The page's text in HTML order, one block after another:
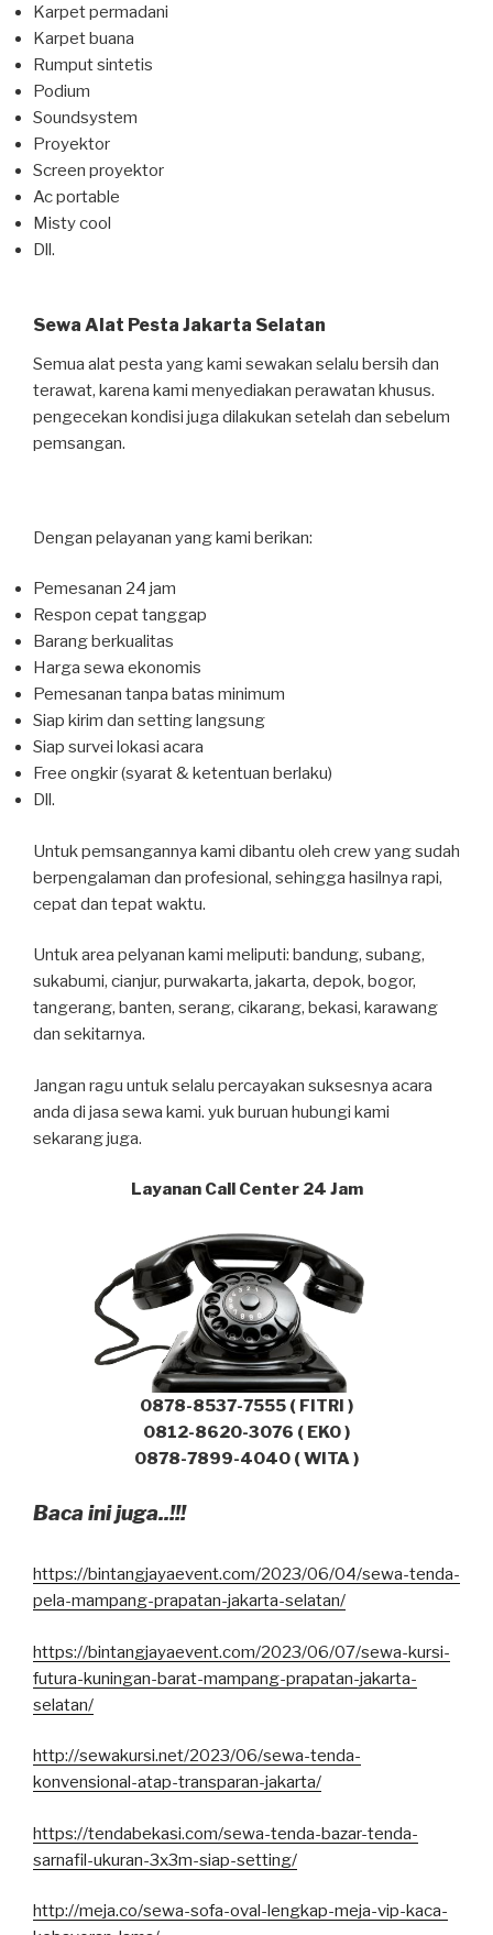
Karpet permadani
Karpet buana
Rumput sintetis
Podium
Soundsystem
Proyektor
Screen proyektor
Ac portable
Misty cool
Dll.
Sewa Alat Pesta Jakarta Selatan
Semua alat pesta yang kami sewakan selalu bersih dan
terawat, karena kami menyediakan perawatan khusus.
pengecekan kondisi juga dilakukan setelah dan sebelum
pemsangan.
Dengan pelayanan yang kami berikan:
Pemesanan 24 jam
Respon cepat tanggap
Barang berkualitas
Harga sewa ekonomis
Pemesanan tanpa batas minimum
Siap kirim dan setting langsung
Siap survei lokasi acara
Free ongkir (syarat & ketentuan berlaku)
Dll.
Untuk pemsangannya kami dibantu oleh crew yang sudah
berpengalaman dan profesional, sehingga hasilnya rapi,
cepat dan tepat waktu.
Untuk area pelyanan kami meliputi: bandung, subang,
sukabumi, cianjur, purwakarta, jakarta, depok, bogor,
tangerang, banten, serang, cikarang, bekasi, karawang
dan sekitarnya.
Jangan ragu untuk selalu percayakan suksesnya acara
anda di jasa sewa kami. yuk buruan hubungi kami
sekarang juga.
Layanan Call Center 24 Jam
0878-8537-7555 ( FITRI )
0812-8620-3076 ( EKO )
0878-7899-4040 ( WITA )
Baca ini juga..!!!
https://bintangjayaevent.com/2023/06/04/sewa-tenda-
pela-mampang-prapatan-jakarta-selatan/
https://bintangjayaevent.com/2023/06/07/sewa-kursi-
futura-kuningan-barat-mampang-prapatan-jakarta-
selatan/
http://sewakursi.net/2023/06/sewa-tenda-
konvensional-atap-transparan-jakarta/
https://tendabekasi.com/sewa-tenda-bazar-tenda-
sarnafil-ukuran-3x3m-siap-setting/
http://meja.co/sewa-sofa-oval-lengkap-meja-vip-kaca-